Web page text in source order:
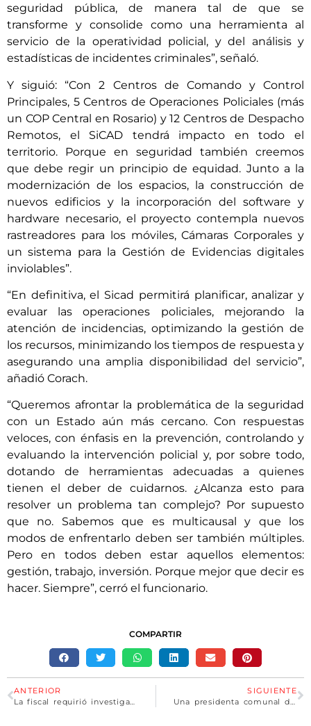
seguridad pública, de manera tal de que se
transforme y consolide como una herramienta al
servicio de la operatividad policial, y del análisis y
estadísticas de incidentes criminales”, señaló.
Y siguió: “Con 2 Centros de Comando y Control
Principales, 5 Centros de Operaciones Policiales (más
un COP Central en Rosario) y 12 Centros de Despacho
Remotos, el SiCAD tendrá impacto en todo el
territorio. Porque en seguridad también creemos
que debe regir un principio de equidad. Junto a la
modernización de los espacios, la construcción de
nuevos edificios y la incorporación del software y
hardware necesario, el proyecto contempla nuevos
rastreadores para los móviles, Cámaras Corporales y
un sistema para la Gestión de Evidencias digitales
inviolables”.
“En definitiva, el Sicad permitirá planificar, analizar y
evaluar las operaciones policiales, mejorando la
atención de incidencias, optimizando la gestión de
los recursos, minimizando los tiempos de respuesta y
asegurando una amplia disponibilidad del servicio”,
añadió Corach.
“Queremos afrontar la problemática de la seguridad
con un Estado aún más cercano. Con respuestas
veloces, con énfasis en la prevención, controlando y
evaluando la intervención policial y, por sobre todo,
dotando de herramientas adecuadas a quienes
tienen el deber de cuidarnos. ¿Alcanza esto para
resolver un problema tan complejo? Por supuesto
que no. Sabemos que es multicausal y que los
modos de enfrentarlo deben ser también múltiples.
Pero en todos deben estar aquellos elementos:
gestión, trabajo, inversión. Porque mejor que decir es
hacer. Siempre”, cerró el funcionario.
COMPARTIR
ANTERIOR
La fiscal requirió investigar al piloto iraní que llegó en el avión venezolano
SIGUIENTE
Una presidenta comunal de Santa Fe reivindicó a Videla en sus redes